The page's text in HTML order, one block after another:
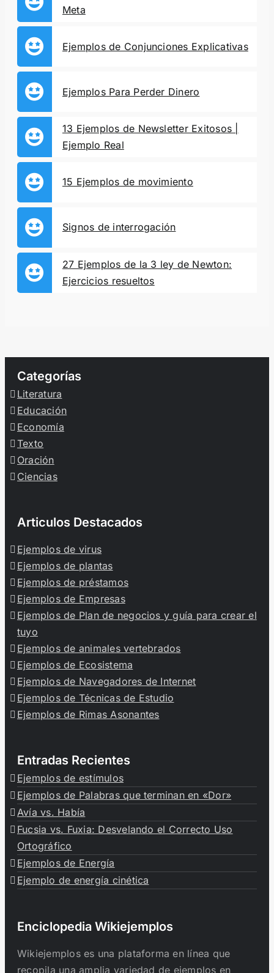
Meta
Ejemplos de Conjunciones Explicativas
Ejemplos Para Perder Dinero
13 Ejemplos de Newsletter Exitosos |
Ejemplo Real
15 Ejemplos de movimiento
Signos de interrogación
27 Ejemplos de la 3 ley de Newton:
Ejercicios resueltos
Categorías
Literatura
Educación
Economía
Texto
Oración
Ciencias
Articulos Destacados
Ejemplos de virus
Ejemplos de plantas
Ejemplos de préstamos
Ejemplos de Empresas
Ejemplos de Plan de negocios y guía para crear el
tuyo
Ejemplos de animales vertebrados
Ejemplos de Ecosistema
Ejemplos de Navegadores de Internet
Ejemplos de Técnicas de Estudio
Ejemplos de Rimas Asonantes
Entradas Recientes
Ejemplos de estímulos
Ejemplos de Palabras que terminan en «Dor»
Avía vs. Había
Fucsia vs. Fuxia: Desvelando el Correcto Uso
Ortográfico
Ejemplos de Energía
Ejemplo de energía cinética
Enciclopedia Wikiejemplos
Wikiejemplos es una plataforma en línea que
recopila una amplia variedad de ejemplos en